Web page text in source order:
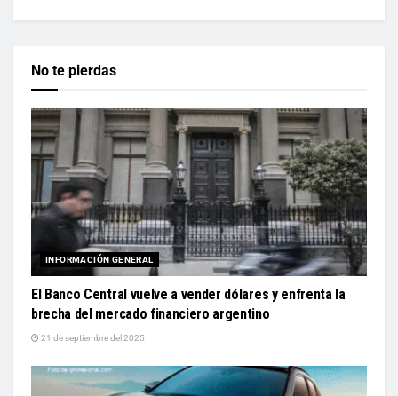
No te pierdas
INFORMACIÓN GENERAL
El Banco Central vuelve a vender dólares y enfrenta la
brecha del mercado financiero argentino
21 de septiembre del 2025